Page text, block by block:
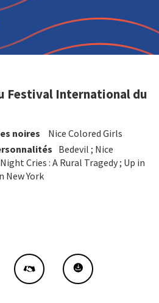
Festival International du
noires
Nice Colored Girls
Bedevil ; Nice
Cries : A Rural Tragedy ; Up in
New York